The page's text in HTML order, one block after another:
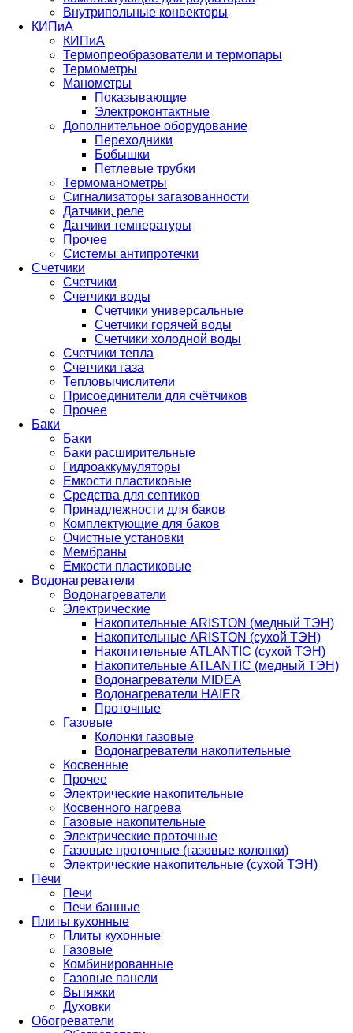
Внутрипольные конвекторы
КИПиА
КИПиА
Термопреобразователи и термопары
Термометры
Манометры
Показывающие
Электроконтактные
Дополнительное оборудование
Переходники
Бобышки
Петлевые трубки
Термоманометры
Сигнализаторы загазованности
Датчики, реле
Датчики температуры
Прочее
Системы антипротечки
Счетчики
Счетчики
Счетчики воды
Счетчики универсальные
Счетчики горячей воды
Счетчики холодной воды
Счетчики тепла
Счетчики газа
Тепловычислители
Присоединители для счётчиков
Прочее
Баки
Баки
Баки расширительные
Гидроаккумуляторы
Емкости пластиковые
Средства для септиков
Принадлежности для баков
Комплектующие для баков
Очистные установки
Мембраны
Ёмкости пластиковые
Водонагреватели
Водонагреватели
Электрические
Накопительные ARISTON (медный ТЭН)
Накопительные ARISTON (сухой ТЭН)
Накопительные ATLANTIC (сухой ТЭН)
Накопительные ATLANTIC (медный ТЭН)
Водонагреватели MIDEA
Водонагреватели HAIER
Проточные
Газовые
Колонки газовые
Водонагреватели накопительные
Косвенные
Прочее
Электрические накопительные
Косвенного нагрева
Газовые накопительные
Электрические проточные
Газовые проточные (газовые колонки)
Электрические накопительные (сухой ТЭН)
Печи
Печи
Печи банные
Плиты кухонные
Плиты кухонные
Газовые
Комбинированные
Газовые панели
Вытяжки
Духовки
Обогреватели